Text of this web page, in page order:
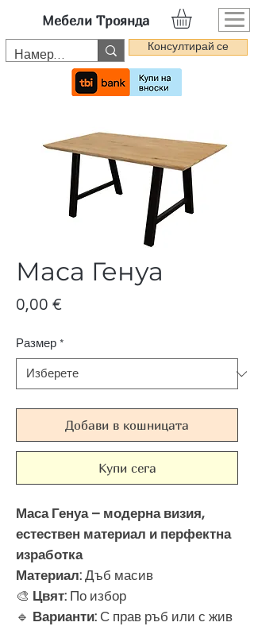
Мебели Троянда
Консултирай се
Маса Генуа
0,00 €Цена
Размер *
Добави в кошницата
Купи сега
Маса Генуа – модерна визия,
естествен материал и перфектна
изработка
Материал: Дъб масив
🎨 Цвят: По избор
🔹
Варианти: С прав ръб или с жив